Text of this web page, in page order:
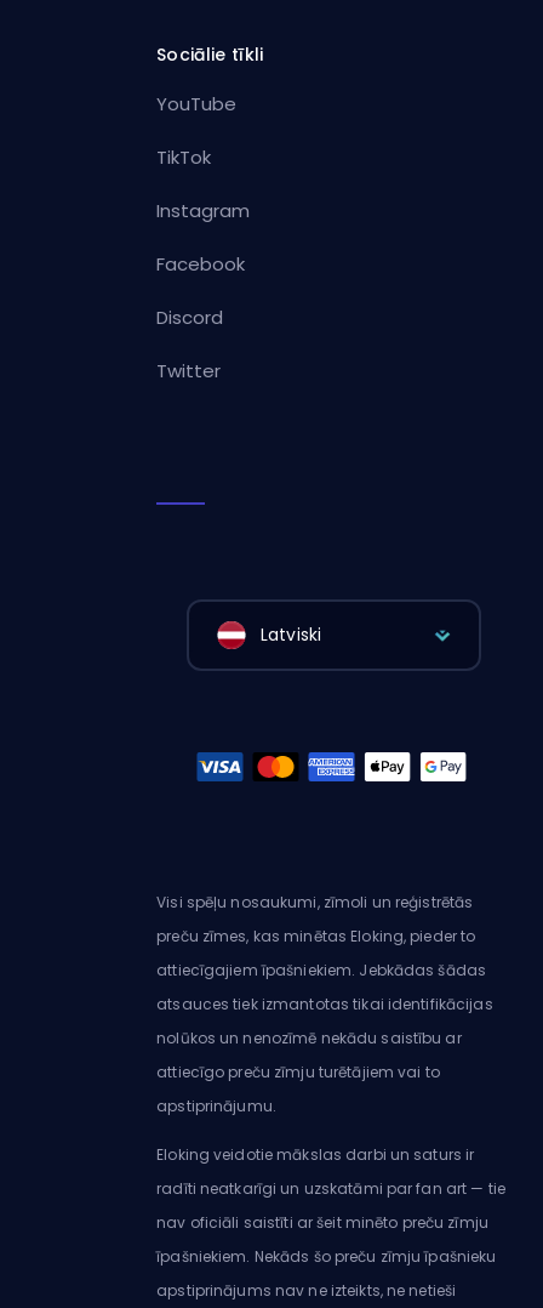
Sociālie tīkli
YouTube
TikTok
Instagram
Facebook
Discord
Twitter
Latviski
Visi spēļu nosaukumi, zīmoli un reģistrētās
preču zīmes, kas minētas Eloking, pieder to
attiecīgajiem īpašniekiem. Jebkādas šādas
atsauces tiek izmantotas tikai identifikācijas
nolūkos un nenozīmē nekādu saistību ar
attiecīgo preču zīmju turētājiem vai to
apstiprinājumu.
Eloking veidotie mākslas darbi un saturs ir
radīti neatkarīgi un uzskatāmi par fan art — tie
nav oficiāli saistīti ar šeit minēto preču zīmju
īpašniekiem. Nekāds šo preču zīmju īpašnieku
apstiprinājums nav ne izteikts, ne netieši